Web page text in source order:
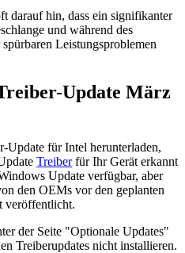
darauf hin, dass ein signifikanter
und während des
Leistungsproblemen
Update März
Update für Intel herunterladen,
Treiberfür Ihr Gerät erkannt
Update verfügbar, aber
den OEMs vor den geplanten
veröffentlicht.
der Seite "Optionale Updates"
Treiberupdates nicht installieren.